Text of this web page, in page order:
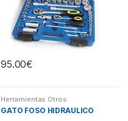
95.00€
Herramientas Otros
GATO FOSO HIDRÁULICO